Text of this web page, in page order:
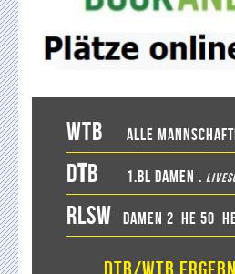
WTB Alle
DTB 1.BL Damen .
RLSW Damen 2 He 50
DTB/WTB